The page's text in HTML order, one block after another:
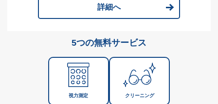
詳細へ
5つの無料サービス
視力測定 クリーニング